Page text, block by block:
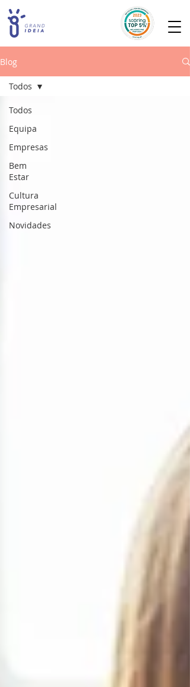
Blog
Todos
Equipa
Empresas
Bem
Estar
Cultura
Empresarial
Novidades
Todos